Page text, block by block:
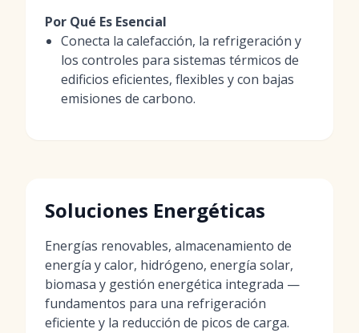
Por Qué Es Esencial
Conecta la calefacción, la refrigeración y
los controles para sistemas térmicos de
edificios eficientes, flexibles y con bajas
emisiones de carbono.
Soluciones Energéticas
Energías renovables, almacenamiento de
energía y calor, hidrógeno, energía solar,
biomasa y gestión energética integrada —
fundamentos para una refrigeración
eficiente y la reducción de picos de carga.